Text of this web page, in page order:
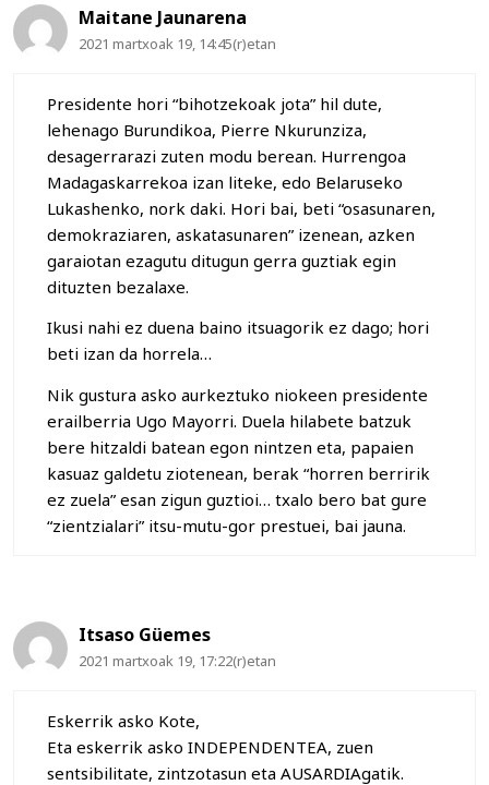
Maitane Jaunarena
2021 martxoak 19, 14:45(r)etan
Presidente hori “bihotzekoak jota” hil dute,
lehenago Burundikoa, Pierre Nkurunziza,
desagerrarazi zuten modu berean. Hurrengoa
Madagaskarrekoa izan liteke, edo Belaruseko
Lukashenko, nork daki. Hori bai, beti “osasunaren,
demokraziaren, askatasunaren” izenean, azken
garaiotan ezagutu ditugun gerra guztiak egin
dituzten bezalaxe.
Ikusi nahi ez duena baino itsuagorik ez dago; hori
beti izan da horrela…
Nik gustura asko aurkeztuko niokeen presidente
erailberria Ugo Mayorri. Duela hilabete batzuk
bere hitzaldi batean egon nintzen eta, papaien
kasuaz galdetu ziotenean, berak “horren berririk
ez zuela” esan zigun guztioi… txalo bero bat gure
“zientzialari” itsu-mutu-gor prestuei, bai jauna.
Itsaso Güemes
2021 martxoak 19, 17:22(r)etan
Eskerrik asko Kote,
Eta eskerrik asko INDEPENDENTEA, zuen
sentsibilitate, zintzotasun eta AUSARDIAgatik.